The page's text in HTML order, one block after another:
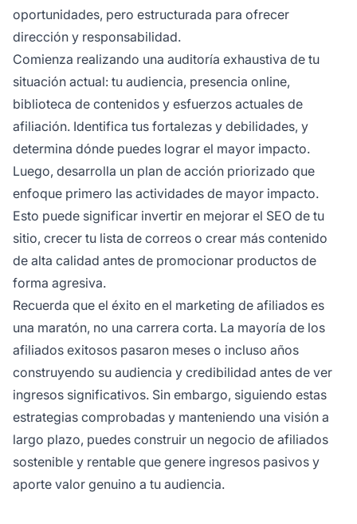
oportunidades, pero estructurada para ofrecer
dirección y responsabilidad.
Comienza realizando una auditoría exhaustiva de tu
situación actual: tu audiencia, presencia online,
biblioteca de contenidos y esfuerzos actuales de
afiliación. Identifica tus fortalezas y debilidades, y
determina dónde puedes lograr el mayor impacto.
Luego, desarrolla un plan de acción priorizado que
enfoque primero las actividades de mayor impacto.
Esto puede significar invertir en mejorar el SEO de tu
sitio, crecer tu lista de correos o crear más contenido
de alta calidad antes de promocionar productos de
forma agresiva.
Recuerda que el éxito en el marketing de afiliados es
una maratón, no una carrera corta. La mayoría de los
afiliados exitosos pasaron meses o incluso años
construyendo su audiencia y credibilidad antes de ver
ingresos significativos. Sin embargo, siguiendo estas
estrategias comprobadas y manteniendo una visión a
largo plazo, puedes construir un negocio de afiliados
sostenible y rentable que genere ingresos pasivos y
aporte valor genuino a tu audiencia.